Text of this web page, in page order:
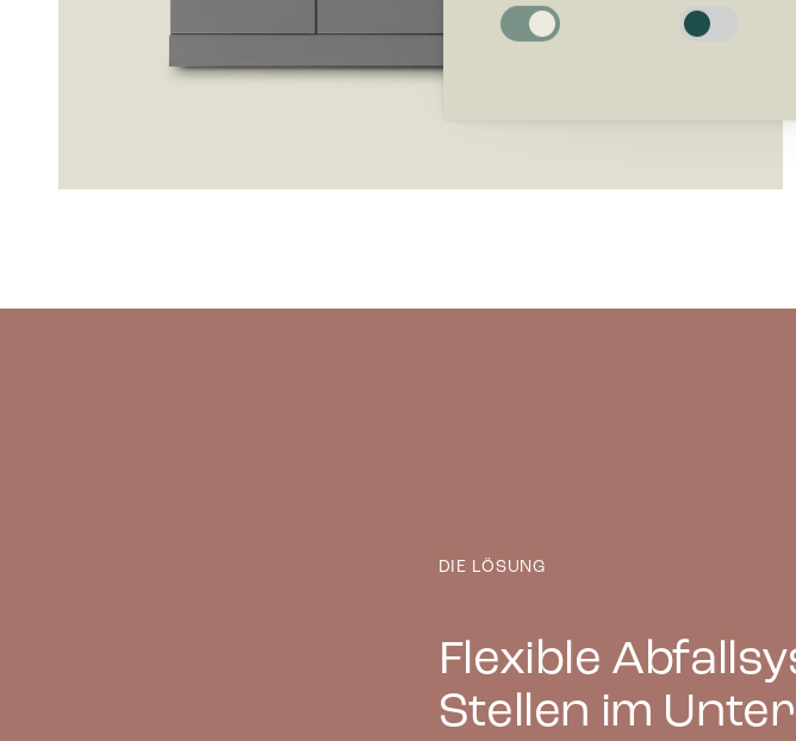
Notwendig
Notwendige Cookies helfen dabei, eine
beeinflussen, wie sich eine Webseite verhält
DIE LÖSUNG
Flexible
Stellen im